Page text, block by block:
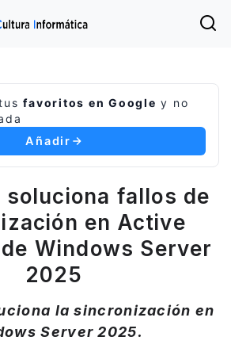
tusfavoritos en Google y no
Añadir
fallos de
en Active
Windows Server
2025
la sincronización en
Server 2025.